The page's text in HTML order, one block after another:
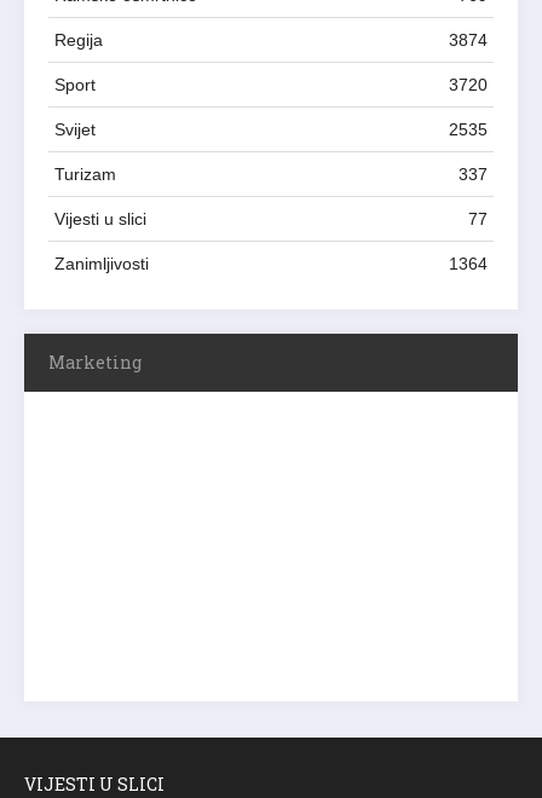
Regija 3874
Sport 3720
Svijet 2535
Turizam 337
Vijesti u slici 77
Zanimljivosti 1364
Marketing
VIJESTI U SLICI